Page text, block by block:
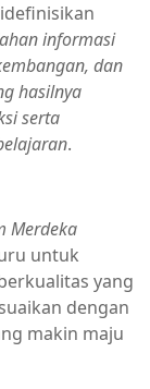
informasi
dan
hasilnya
serta
.
Merdeka
untuk
yang
dengan
makin maju